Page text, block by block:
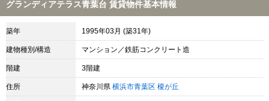
グランディアテラス青葉台 賃貸物件基本情報
築年 1995年03月 (築31年)
建物種別/構造 マンション／鉄筋コンクリート造
階建 3階建
住所 神奈川県 横浜市青葉区 榎が丘